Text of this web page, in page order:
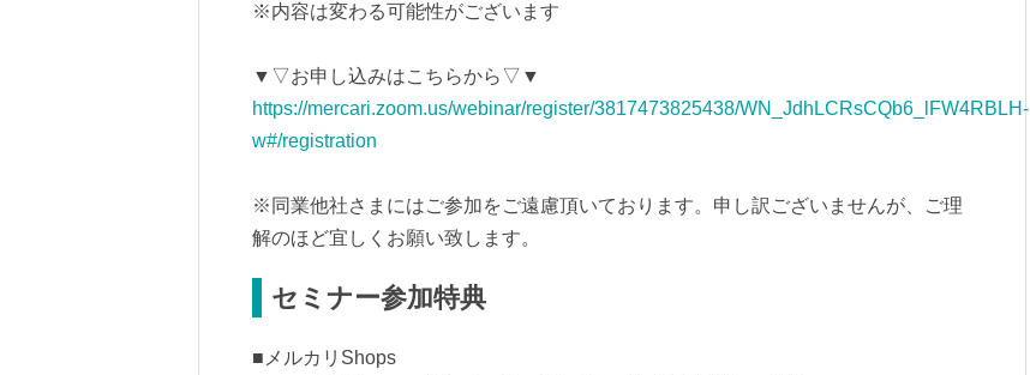
※内容は変わる可能性がございます
▼▽お申し込みはこちらから▽▼
https://mercari.zoom.us/webinar/register/3817473825438/WN_JdhLCRsCQb6_lFW4RBLH-
w#/registration
※同業他社さまにはご参加をご遠慮頂いております。申し訳ございませんが、ご理
解のほど宜しくお願い致します。
セミナー参加特典
■メルカリShops